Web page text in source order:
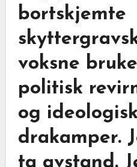
bortskjemte
voksne
politisk
og
drakamper.
ta avstand.